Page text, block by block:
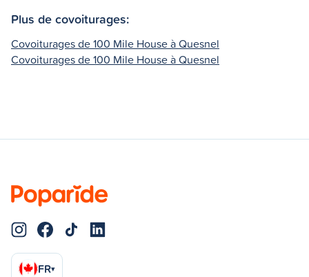
Plus de covoiturages:
Covoiturages de 100 Mile House à Quesnel
Covoiturages de 100 Mile House à Quesnel
FR▾